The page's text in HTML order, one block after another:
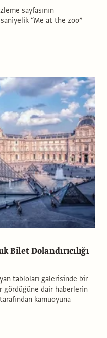
sayfasının
“Me at the zoo”
Bilet Dolandırıcılığı
tabloları galerisinde bir
gördüğüne dair haberlerin
kamuoyuna